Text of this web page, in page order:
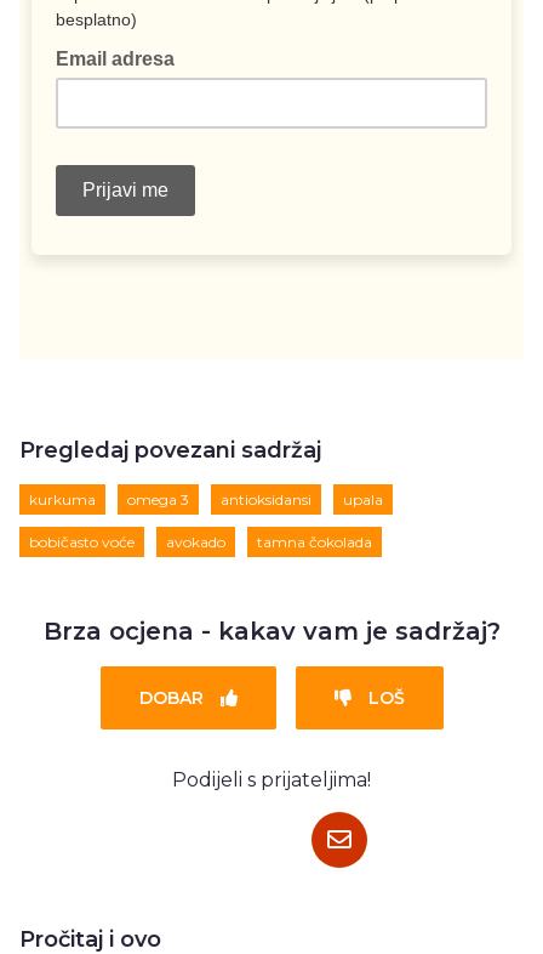
Pregledaj povezani sadržaj
kurkuma omega 3 antioksidansi upala
bobičasto voće avokado tamna čokolada
Brza ocjena - kakav vam je sadržaj?
DOBAR LOŠ
Podijeli s prijateljima!
Pročitaj i ovo